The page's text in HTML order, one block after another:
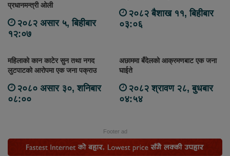
प्रधानमन्त्री ओली
२०८२ असार ५, बिहीबार
१२:०७
२०८२ बैशाख ११, बिहीबार
०३:०६
महिलाको कान काटेर सुन तथा नगद
लुटपाटको आरोपमा एक जना पक्राउ
२०८० असार ३०, शनिबार
०८:००
अछाममा बँदेलको आक्रमणबाट एक जना
घाईते
२०८२ श्रावण २८, बुधबार
०४:५४
Footer ad